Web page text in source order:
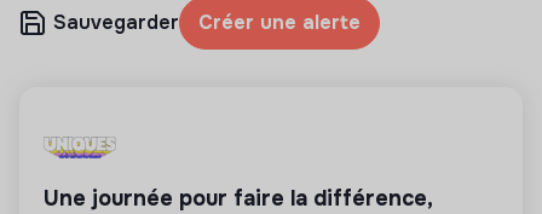
Sauvegarder Créer une alerte
Une journée pour faire la différence,